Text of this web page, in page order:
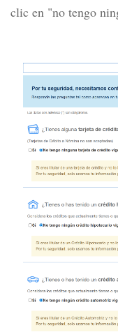
clic en "no tengo